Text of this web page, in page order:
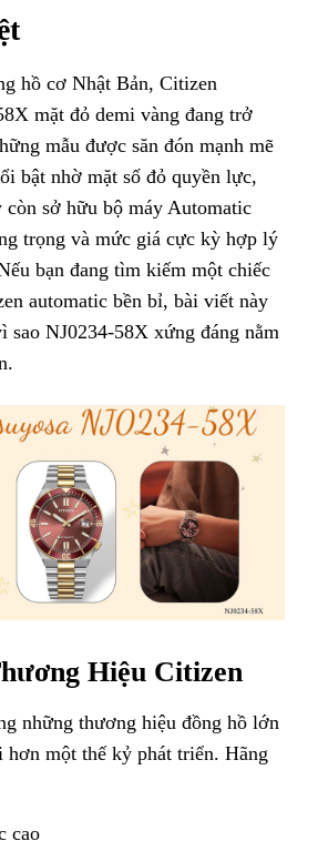
hồ cơ Nhật Bản, Citizen
mặt đỏ demi vàng đang trở
mẫu được săn đón mạnh mẽ
bật nhờ mặt số đỏ quyền lực,
còn sở hữu bộ máy Automatic
trọng và mức giá cực kỳ hợp lý
bạn đang tìm kiếm một chiếc
automatic bền bỉ, bài viết này
sao NJ0234-58X xứng đáng nằm
Hiệu Citizen
những thương hiệu đồng hồ lớn
hơn một thế kỷ phát triển. Hãng
cao